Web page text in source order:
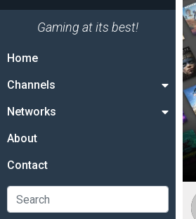
Gaming at its best!
Home
Channels
Networks
About
Contact